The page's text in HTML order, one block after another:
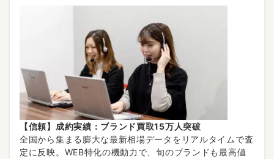
【信頼】成約実績：ブランド買取15万人突破
全国から集まる膨大な最新相場データをリアルタイムで査
定に反映。WEB特化の機動力で、旬のブランドも最高値